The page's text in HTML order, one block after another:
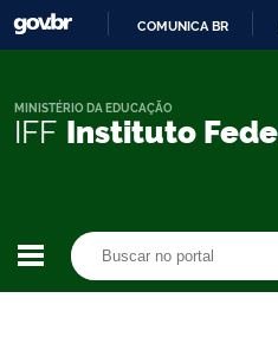
COMUNICA BR
IFF Instituto
MINISTÉRIO DA EDUCAÇÃO